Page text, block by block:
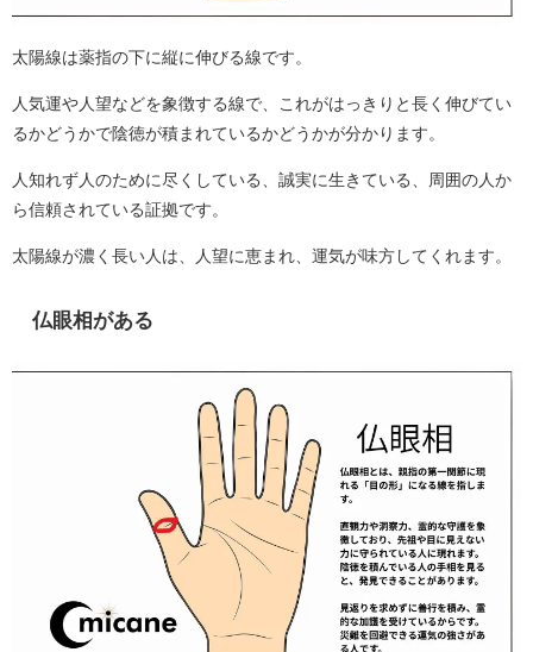
太陽線は薬指の下に縦に伸びる線です。
人気運や人望などを象徴する線で、これがはっきりと長く伸びてい
るかどうかで陰徳が積まれているかどうかが分かります。
人知れず人のために尽くしている、誠実に生きている、周囲の人か
ら信頼されている証拠です。
太陽線が濃く長い人は、人望に恵まれ、運気が味方してくれます。
仏眼相がある